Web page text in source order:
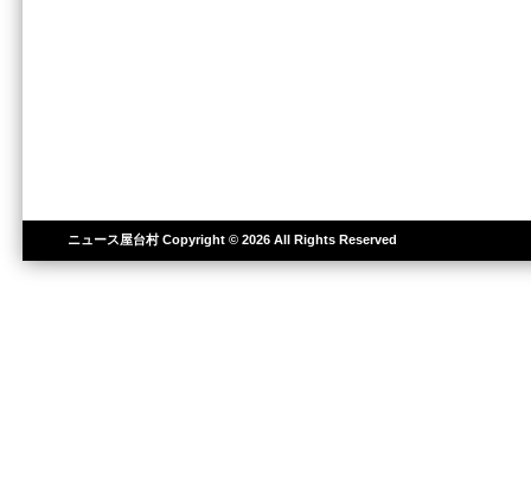
ニュース屋台村Copyright © 2026 All Rights Reserved